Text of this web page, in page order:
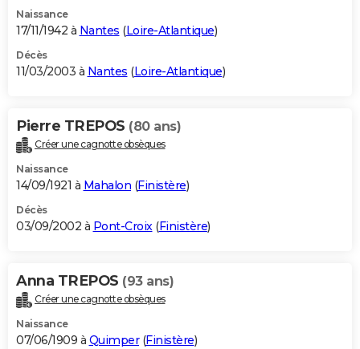
Naissance
17/11/1942 à Nantes (Loire-Atlantique)
Décès
11/03/2003 à Nantes (Loire-Atlantique)
Pierre TREPOS (80 ans)
Créer une cagnotte obsèques
Naissance
14/09/1921 à Mahalon (Finistère)
Décès
03/09/2002 à Pont-Croix(Finistère)
Anna TREPOS (93 ans)
Créer une cagnotte obsèques
Naissance
07/06/1909 à Quimper(Finistère)